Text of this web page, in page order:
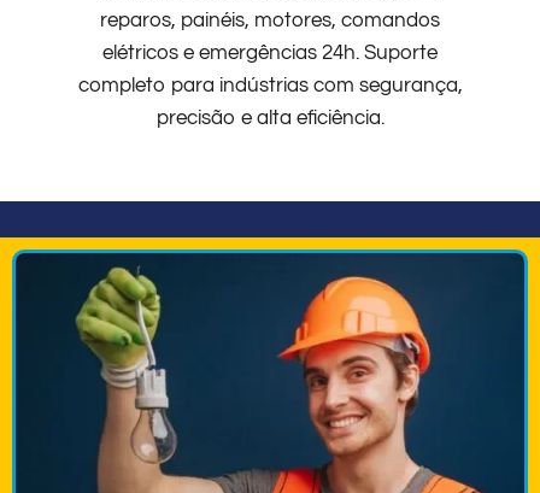
reparos, painéis, motores, comandos
elétricos e emergências 24h. Suporte
completo para indústrias com segurança,
precisão e alta eficiência.